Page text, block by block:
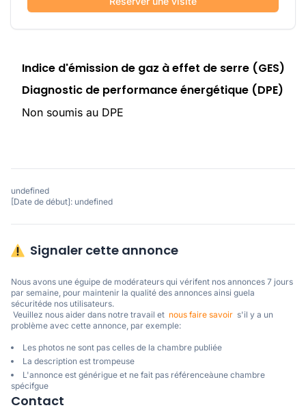
Indice d'émission de gaz à effet de serre (GES)
Diagnostic de performance énergétique (DPE)
Non soumis au DPE
undefined
[Date de début]: undefined
Signaler cette annonce
Nous avons une éguipe de modérateurs qui vérifent nos annonces 7 jours
par semaine, pour maintenir la qualité des annonces ainsi guela
sécuritéde nos utilisateurs.
Veuillez nous aider dans notre travail et nous faire savoir
  s'il y a un
problème avec cette annonce, par exemple:
Les photos ne sont pas celles de la chambre publiée
La description est trompeuse
L'annonce est générigue et ne fait pas référenceàune chambre
spécifgue
Contact